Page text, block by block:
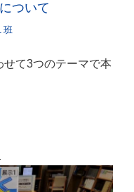
ついて
班
せて3つのテーマで本